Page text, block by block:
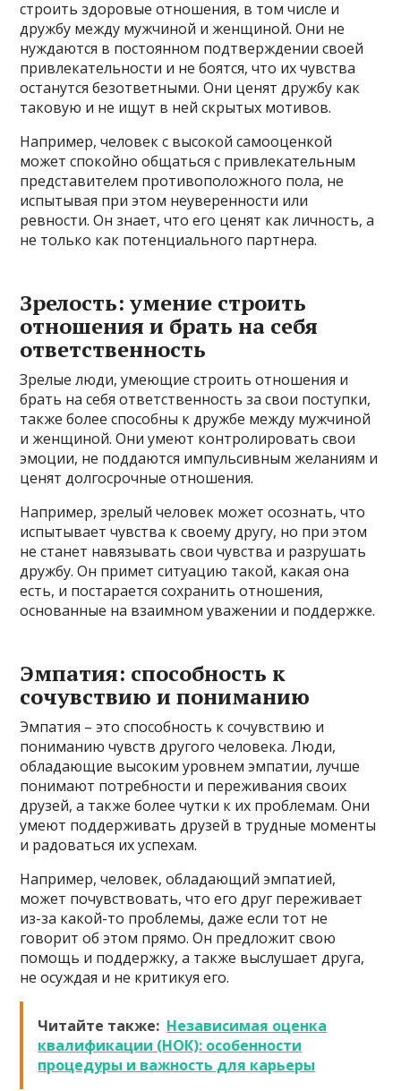
строить здоровые отношения, в том числе и
дружбу между мужчиной и женщиной. Они не
нуждаются в постоянном подтверждении своей
привлекательности и не боятся, что их чувства
останутся безответными. Они ценят дружбу как
таковую и не ищут в ней скрытых мотивов.
Например, человек с высокой самооценкой
может спокойно общаться с привлекательным
представителем противоположного пола, не
испытывая при этом неуверенности или
ревности. Он знает, что его ценят как личность, а
не только как потенциального партнера.
Зрелость: умение строить
отношения и брать на себя
ответственность
Зрелые люди, умеющие строить отношения и
брать на себя ответственность за свои поступки,
также более способны к дружбе между мужчиной
и женщиной. Они умеют контролировать свои
эмоции, не поддаются импульсивным желаниям и
ценят долгосрочные отношения.
Например, зрелый человек может осознать, что
испытывает чувства к своему другу, но при этом
не станет навязывать свои чувства и разрушать
дружбу. Он примет ситуацию такой, какая она
есть, и постарается сохранить отношения,
основанные на взаимном уважении и поддержке.
Эмпатия: способность к
сочувствию и пониманию
Эмпатия – это способность к сочувствию и
пониманию чувств другого человека. Люди,
обладающие высоким уровнем эмпатии, лучше
понимают потребности и переживания своих
друзей, а также более чутки к их проблемам. Они
умеют поддерживать друзей в трудные моменты
и радоваться их успехам.
Например, человек, обладающий эмпатией,
может почувствовать, что его друг переживает
из-за какой-то проблемы, даже если тот не
говорит об этом прямо. Он предложит свою
помощь и поддержку, а также выслушает друга,
не осуждая и не критикуя его.
Читайте также: Независимая оценка
квалификации (НОК): особенности
процедуры и важность для карьеры